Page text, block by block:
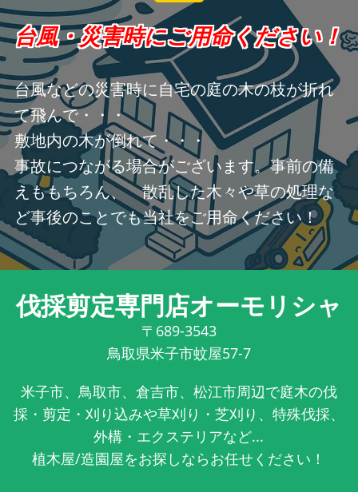
台風・災害時にご用命ください！
台風などの災害時に自宅の庭の木の枝が折れ
て飛んで・・・
敷地内の木が倒れて・・・
事故につながる場合がございます。事前の備
えももちろん、 散乱した木々や草の処理な
ど事後のことでも当社をご用命ください！
伐採剪定専門店オーモリシャ
〒689-3543
鳥取県米子市蚊屋57-7
米子市、鳥取市、倉吉市、松江市周辺で庭木の伐
採・剪定・刈り込みや草刈り・芝刈り、特殊伐採、
外構・エクステリアなど...
植木屋/造園屋をお探しならお任せください！